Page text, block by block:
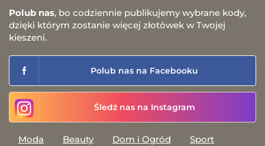
Polub nas, bo codziennie publikujemy wybrane kody,
dzięki którym zostanie więcej złotówek w Twojej
kieszeni.
Polub nas na Facebooku
Śledź nas na Instagram
Moda Beauty Dom i Ogród
Sport